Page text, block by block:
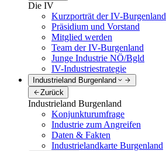
Die IV
Kurzporträt der IV-Burgenland
Präsidium und Vorstand
Mitglied werden
Team der IV-Burgenland
Junge Industrie NÖ/Bgld
IV-Industriestrategie
Industrieland Burgenland
Zurück
Industrieland Burgenland
Konjunkturumfrage
Industrie zum Angreifen
Daten & Fakten
Industrielandkarte Burgenland